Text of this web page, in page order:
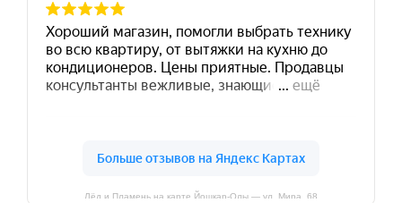
Лёд и Пламень на карте Йошкар‑Олы — ул. Мира, 68